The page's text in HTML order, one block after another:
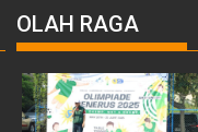
OLAH RAGA